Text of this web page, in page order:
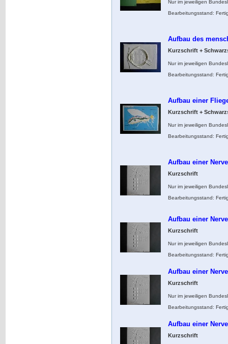
Nur im jeweiligen
Bearbeitungsstand:
Aufbau des
Kurzschrift +
Nur im jeweiligen
Bearbeitungsstand:
Aufbau einer
Kurzschrift +
Nur im jeweiligen
Bearbeitungsstand:
Aufbau einer
Kurzschrift
Nur im jeweiligen
Bearbeitungsstand:
Aufbau einer
Kurzschrift
Nur im jeweiligen
Bearbeitungsstand:
Aufbau einer
Kurzschrift
Nur im jeweiligen
Bearbeitungsstand:
Aufbau einer
Kurzschrift